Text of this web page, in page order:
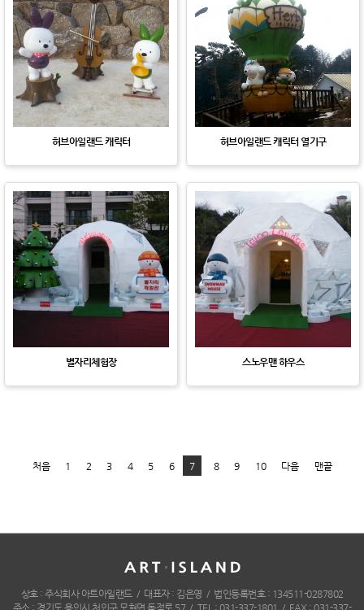
허브아일랜드 캐릭터 허브아일랜드 캐릭터 열기구
별자리체험장 스노우맨 하우스
처음 1 2 3 4 5 6 7 8 9 10 다음 맨끝
상호 : 주식회사 아트아일랜드 / 대표자 : 김은영 / 법인등록번호 : 134511-0287802
주소 : 경기도 용인시 처인구 모현면 독점로 57 / TEL : 031-337-1801 / FAX : 031-337-